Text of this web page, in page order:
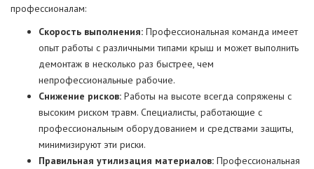
профессионалам:
Скорость выполнения: Профессиональная команда имеет
опыт работы с различными типами крыш и может выполнить
демонтаж в несколько раз быстрее, чем
непрофессиональные рабочие.
Снижение рисков: Работы на высоте всегда сопряжены с
высоким риском травм. Специалисты, работающие с
профессиональным оборудованием и средствами защиты,
минимизируют эти риски.
Правильная утилизация материалов: Профессиональная